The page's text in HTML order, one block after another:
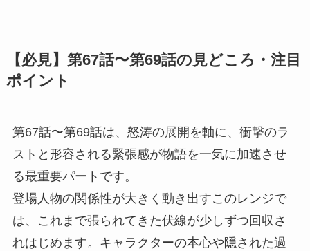
【必見】第67話〜第69話の見どころ・注目
ポイント
第67話〜第69話は、怒涛の展開を軸に、衝撃のラ
ストと形容される緊張感が物語を一気に加速させ
る最重要パートです。
登場人物の関係性が大きく動き出すこのレンジで
は、これまで張られてきた伏線が少しずつ回収さ
れはじめます。キャラクターの本心や隠された過